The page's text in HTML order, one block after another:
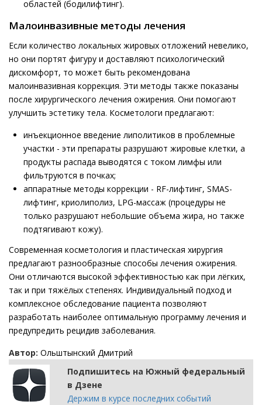
областей (бодилифтинг).
Малоинвазивные методы лечения
Если количество локальных жировых отложений невелико,
но они портят фигуру и доставляют психологический
дискомфорт, то может быть рекомендована
малоинвазивная коррекция. Эти методы также показаны
после хирургического лечения ожирения. Они помогают
улучшить эстетику тела. Косметологи предлагают:
инъекционное введение липолитиков в проблемные
участки - эти препараты разрушают жировые клетки, а
продукты распада выводятся с током лимфы или
фильтруются в почках;
аппаратные методы коррекции - RF-лифтинг, SMAS-
лифтинг, криолиполиз, LPG-массаж (процедуры не
только разрушают небольшие объема жира, но также
подтягивают кожу).
Современная косметология и пластическая хирургия
предлагают разнообразные способы лечения ожирения.
Они отличаются высокой эффективностью как при лёгких,
так и при тяжёлых степенях. Индивидуальный подход и
комплексное обследование пациента позволяют
разработать наиболее оптимальную программу лечения и
предупредить рецидив заболевания.
Автор: Ольштынский Дмитрий
Подпишитесь на Южный федеральный
в Дзене
Держим в курсе последних событий